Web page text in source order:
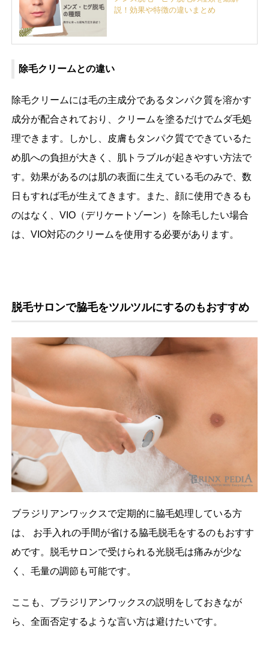
説！効果や特徴の違いまとめ
除毛クリームとの違い
除毛クリームには毛の主成分であるタンパク質を溶かす
成分が配合されており、クリームを塗るだけでムダ毛処
理できます。しかし、皮膚もタンパク質でできているた
め肌への負担が大きく、肌トラブルが起きやすい方法で
す。効果があるのは肌の表面に生えている毛のみで、数
日もすれば毛が生えてきます。また、顔に使用できるも
のはなく、VIO（デリケートゾーン）を除毛したい場合
は、VIO対応のクリームを使用する必要があります。
脱毛サロンで脇毛をツルツルにするのもおすすめ
ブラジリアンワックスで定期的に脇毛処理している方
は、 お手入れの手間が省ける脇毛脱毛をするのもおすす
めです。脱毛サロンで受けられる光脱毛は痛みが少な
く、毛量の調節も可能です。
ここも、ブラジリアンワックスの説明をしておきなが
ら、全面否定するような言い方は避けたいです。